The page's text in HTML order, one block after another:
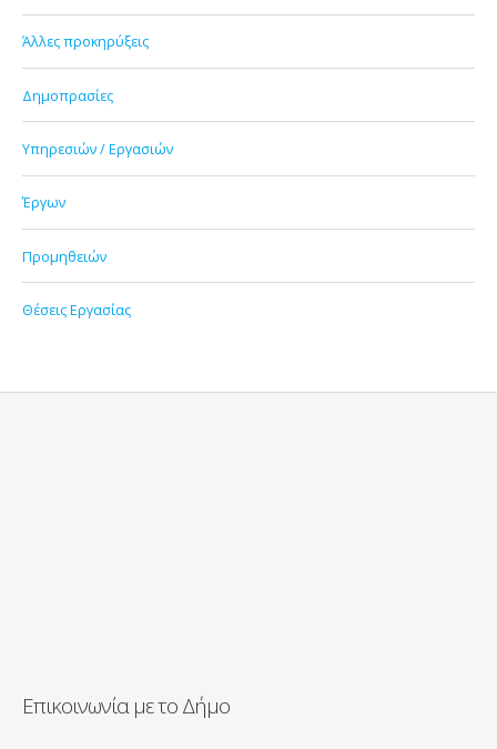
Άλλες προκηρύξεις
Δημοπρασίες
Υπηρεσιών / Εργασιών
Έργων
Προμηθειών
Θέσεις Εργασίας
Επικοινωνία με το Δήμο